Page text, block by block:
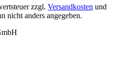
zzgl. Versandkosten und
nicht anders angegeben.